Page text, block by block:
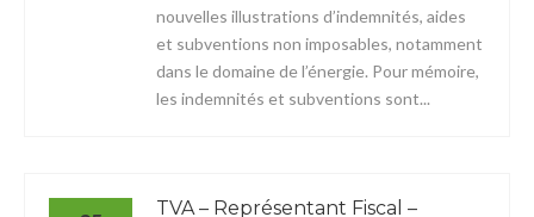
nouvelles illustrations d’indemnités, aides
et subventions non imposables, notamment
dans le domaine de l’énergie. Pour mémoire,
les indemnités et subventions sont...
TVA – Représentant Fiscal –